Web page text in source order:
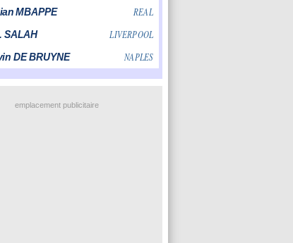
emplacement publicitaire